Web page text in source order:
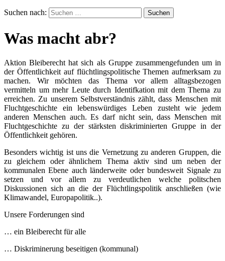
Suchen nach:
Was macht abr?
Aktion Bleiberecht hat sich als Gruppe zusammengefunden um in
der Öffentlichkeit auf flüchtlingspolitische Themen aufmerksam zu
machen. Wir möchten das Thema vor allem alltagsbezogen
vermitteln um mehr Leute durch Identifkation mit dem Thema zu
erreichen. Zu unserem Selbstverständnis zählt, dass Menschen mit
Fluchtgeschichte ein lebenswürdiges Leben zusteht wie jedem
anderen Menschen auch. Es darf nicht sein, dass Menschen mit
Fluchtgeschichte zu der stärksten diskriminierten Gruppe in der
Öffentlichkeit gehören.
Besonders wichtig ist uns die Vernetzung zu anderen Gruppen, die
zu gleichem oder ähnlichem Thema aktiv sind um neben der
kommunalen Ebene auch länderweite oder bundesweit Signale zu
setzen und vor allem zu verdeutlichen welche politschen
Diskussionen sich an die der Flüchtlingspolitik anschließen (wie
Klimawandel, Europapolitik..).
Unsere Forderungen sind
… ein Bleiberecht für alle
… Diskriminerung beseitigen (kommunal)